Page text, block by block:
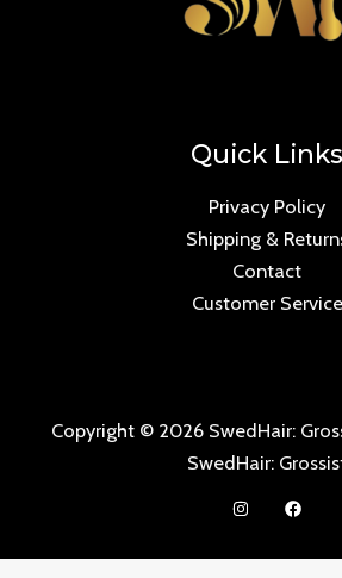
Quick Links
Privacy Policy
Shipping &
Contact
Customer Service
Copyright © 2026 SwedHair:
SwedHair: